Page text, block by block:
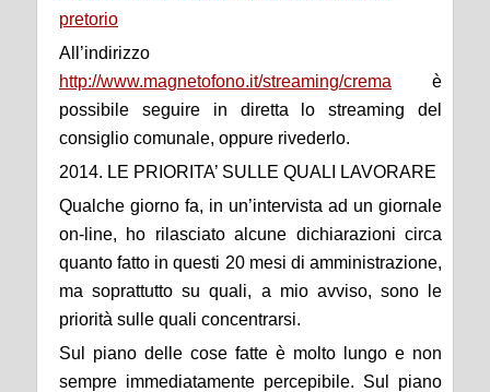
pretorio
All’indirizzo
http://www.magnetofono.it/streaming/crema è
possibile seguire in diretta lo streaming del
consiglio comunale, oppure rivederlo.
2014. LE PRIORITA’ SULLE QUALI LAVORARE
Qualche giorno fa, in un’intervista ad un giornale
on-line, ho rilasciato alcune dichiarazioni circa
quanto fatto in questi 20 mesi di amministrazione,
ma soprattutto su quali, a mio avviso, sono le
priorità sulle quali concentrarsi.
Sul piano delle cose fatte è molto lungo e non
sempre immediatamente percepibile. Sul piano